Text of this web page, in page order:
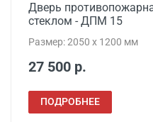
Дверь
стеклом - ДПМ 15
Размер: 2050 x 1200 мм
27 500 р.
ПОДРОБНЕЕ